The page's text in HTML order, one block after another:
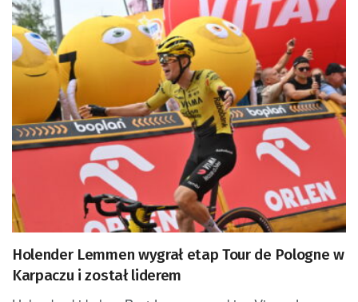
Holender Lemmen wygrał etap Tour de Pologne w
Karpaczu i został liderem